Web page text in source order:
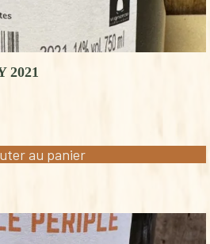
2021
au panier